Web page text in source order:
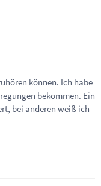
können. Ich habe
bekommen. Ein
bei anderen weiß ich